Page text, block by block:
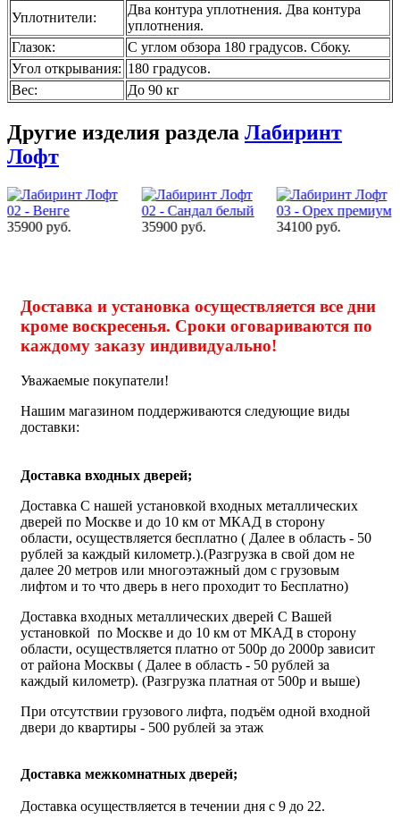
Уплотнители:
Два контура уплотнения. Два контура
уплотнения.
Глазок:
С углом обзора 180 градусов. Сбоку.
Угол открывания: 180 градусов.
Вес: До 90 кг
Другие изделия раздела Лабиринт
Лофт
35900 руб. 34100 руб. 34100 руб.
Доставка и установка осуществляется все дни
кроме воскресенья. Сроки оговариваются по
каждому заказу индивидуально!
Уважаемые покупатели!
Нашим магазином поддерживаются следующие виды
доставки:
Доставка входных дверей;
Доставка С нашей установкой входных металлических
дверей по Москве и до 10 км от МКАД в сторону
области, осуществляется бесплатно ( Далее в область - 50
рублей за каждый километр.).(Разгрузка в свой дом не
далее 20 метров или многоэтажный дом с грузовым
лифтом и то что дверь в него проходит то Бесплатно)
Доставка входных металлических дверей С Вашей
установкой по Москве и до 10 км от МКАД в сторону
области, осуществляется платно от 500р до 2000р зависит
от района Москвы ( Далее в область - 50 рублей за
каждый километр). (Разгрузка платная от 500р и выше)
При отсутствии грузового лифта, подъём одной входной
двери до квартиры - 500 рублей за этаж
Доставка межкомнатных дверей;
Доставка осуществляется в течении дня с 9 до 22.